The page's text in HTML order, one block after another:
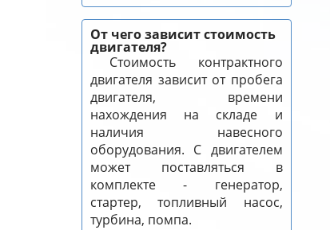
От чего зависит стоимость
двигателя?
Стоимость контрактного
двигателя зависит от пробега
двигателя, времени
нахождения на складе и
наличия навесного
оборудования. С двигателем
может поставляться в
комплекте - генератор,
стартер, топливный насос,
турбина, помпа.